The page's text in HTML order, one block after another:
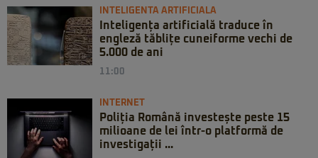
INTELIGENTA ARTIFICIALA
Inteligența artificială traduce în
engleză tăblițe cuneiforme vechi de
5.000 de ani
11:00
INTERNET
Poliția Română investește peste 15
milioane de lei într-o platformă de
investigații ...